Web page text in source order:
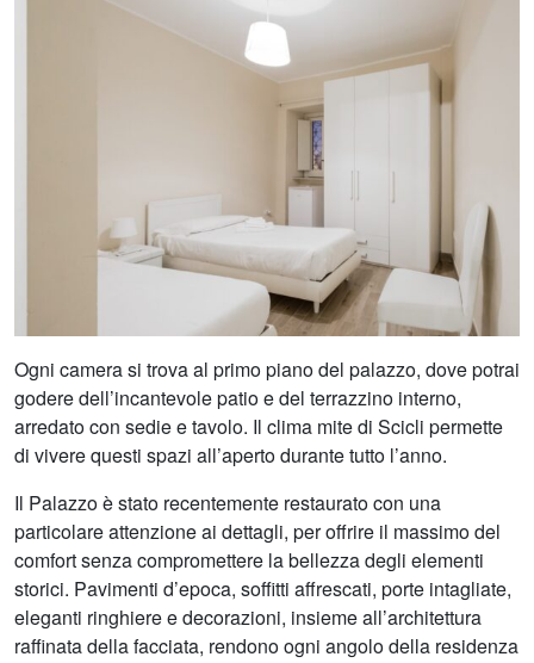
Ogni camera si trova al primo piano del palazzo, dove potrai
godere dell’incantevole patio e del terrazzino interno,
arredato con sedie e tavolo. Il clima mite di Scicli permette
di vivere questi spazi all’aperto durante tutto l’anno.
Il Palazzo è stato recentemente restaurato con una
particolare attenzione ai dettagli, per offrire il massimo del
comfort senza compromettere la bellezza degli elementi
storici. Pavimenti d’epoca, soffitti affrescati, porte intagliate,
eleganti ringhiere e decorazioni, insieme all’architettura
raffinata della facciata, rendono ogni angolo della residenza